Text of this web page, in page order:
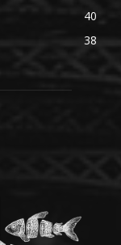
40
38